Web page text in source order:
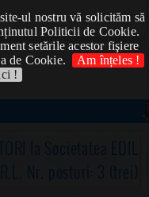
ul nostru vă solicităm să
Politicii de Cookie.
setările acestor fişiere
de Cookie.
Am înțeles !
!
la Societatea EDIL
Nr. posturi: 3 (trei)